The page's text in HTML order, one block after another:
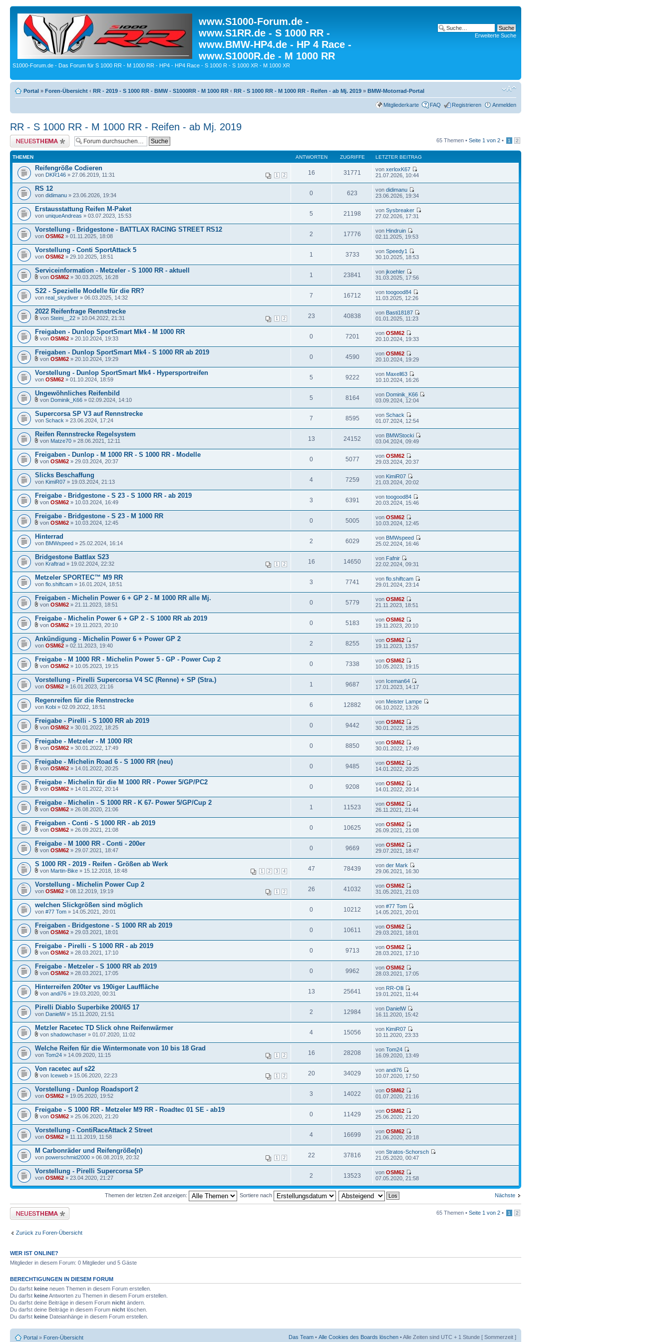
www.S1000-Forum.de -
www.S1RR.de - S 1000 RR -
www.BMW-HP4.de - HP 4 Race -
www.S1000R.de - M 1000 RR
S1000-Forum.de - Das Forum für S 1000 RR - M 1000 RR - HP4 - HP4 Race - S 1000 R - S 1000 XR - M 1000 XR
Erweiterte Suche
Portal » Foren-Übersicht ‹ RR - 2019 - S 1000 RR - BMW - S1000RR - M 1000 RR ‹ RR - S 1000 RR - M 1000 RR - Reifen - ab Mj. 2019 » BMW-Motorrad-Portal
Mitgliederkarte FAQ Registrieren Anmelden
RR - S 1000 RR - M 1000 RR - Reifen - ab Mj. 2019
Neues Thema erstellen 65 Themen • Seite 1 von 2 • 1 2
THEMEN ANTWORTEN ZUGRIFFE LETZTER BEITRAG
Reifengröße Codieren
1 2
von DKR146 » 27.06.2019, 11:31 16 31771 vonxerloxK67
21.07.2026, 10:44
RS 12
von didimanu » 23.06.2026, 19:34 0 623 vondidimanu
23.06.2026, 19:34
Erstausstattung Reifen M-Paket
von uniqueAndreas » 03.07.2023, 15:53 5 21198 vonSysbreaker
27.02.2026, 17:31
Vorstellung - Bridgestone - BATTLAX RACING STREET RS12
von OSM62 » 01.11.2025, 18:08 2 17776 von Hindruin
02.11.2025, 19:53
Vorstellung - Conti SportAttack 5
von OSM62 » 29.10.2025, 18:51 1 3733 vonSpeedy1
30.10.2025, 18:53
Serviceinformation - Metzeler - S 1000 RR - aktuell
von OSM62 » 30.03.2025, 16:28 1 23841 vonjkoehler
31.03.2025, 17:56
S22 - Spezielle Modelle für die RR?
von real_skydiver » 06.03.2025, 14:32 7 16712 vontoogood84
11.03.2025, 12:26
2022 Reifenfrage Rennstrecke
1 2
von Steini__22 » 10.04.2022, 21:31 23 40838 von Basti18187
01.01.2025, 11:23
Freigaben - Dunlop SportSmart Mk4 - M 1000 RR
von OSM62 » 20.10.2024, 19:33 0 7201 vonOSM62
20.10.2024, 19:33
Freigaben - Dunlop SportSmart Mk4 - S 1000 RR ab 2019
von OSM62 » 20.10.2024, 19:29 0 4590 vonOSM62
20.10.2024, 19:29
Vorstellung - Dunlop SportSmart Mk4 - Hypersportreifen
von OSM62 » 01.10.2024, 18:59 5 9222 von Maxell63
10.10.2024, 16:26
Ungewöhnliches Reifenbild
von Dominik_K66 » 02.09.2024, 14:10 5 8164 von Dominik_K66
03.09.2024, 12:04
Supercorsa SP V3 auf Rennstrecke
von Schack » 23.06.2024, 17:24 7 8595 vonSchack
01.07.2024, 12:54
Reifen Rennstrecke Regelsystem
von Matze70 » 28.06.2021, 12:11 13 24152 von BMWStocki
03.04.2024, 09:49
Freigaben - Dunlop - M 1000 RR - S 1000 RR - Modelle
von OSM62 » 29.03.2024, 20:37 0 5077 vonOSM62
29.03.2024, 20:37
Slicks Beschaffung
von KimiR07 » 19.03.2024, 21:13 4 7259 von KimiR07
21.03.2024, 20:02
Freigabe - Bridgestone - S 23 - S 1000 RR - ab 2019
von OSM62 » 10.03.2024, 16:49 3 6391 vontoogood84
20.03.2024, 15:46
Freigabe - Bridgestone - S 23 - M 1000 RR
von OSM62 » 10.03.2024, 12:45 0 5005 vonOSM62
10.03.2024, 12:45
Hinterrad
von BMWspeed » 25.02.2024, 16:14 2 6029 von BMWspeed
25.02.2024, 16:46
Bridgestone Battlax S23
1 2
von Kraftrad » 19.02.2024, 22:32 16 14650 von Fafnir
22.02.2024, 09:31
Metzeler SPORTEC™ M9 RR
von flo.shiftcam » 16.01.2024, 18:51 3 7741 vonflo.shiftcam
29.01.2024, 23:14
Freigaben - Michelin Power 6 + GP 2 - M 1000 RR alle Mj.
von OSM62 » 21.11.2023, 18:51 0 5779 vonOSM62
21.11.2023, 18:51
Freigabe - Michelin Power 6 + GP 2 - S 1000 RR ab 2019
von OSM62 » 19.11.2023, 20:10 0 5183 vonOSM62
19.11.2023, 20:10
Ankündigung - Michelin Power 6 + Power GP 2
von OSM62 » 02.11.2023, 19:40 2 8255 vonOSM62
19.11.2023, 13:57
Freigabe - M 1000 RR - Michelin Power 5 - GP - Power Cup 2
von OSM62 » 10.05.2023, 19:15 0 7338 vonOSM62
10.05.2023, 19:15
Vorstellung - Pirelli Supercorsa V4 SC (Renne) + SP (Stra.)
von OSM62 » 16.01.2023, 21:16 1 9687 von Iceman64
17.01.2023, 14:17
Regenreifen für die Rennstrecke
von Kobi » 02.09.2022, 18:51 6 12882 von Meister Lampe
06.10.2022, 13:26
Freigabe - Pirelli - S 1000 RR ab 2019
von OSM62 » 30.01.2022, 18:25 0 9442 vonOSM62
30.01.2022, 18:25
Freigabe - Metzeler - M 1000 RR
von OSM62 » 30.01.2022, 17:49 0 8850 vonOSM62
30.01.2022, 17:49
Freigabe - Michelin Road 6 - S 1000 RR (neu)
von OSM62 » 14.01.2022, 20:25 0 9485 vonOSM62
14.01.2022, 20:25
Freigabe - Michelin für die M 1000 RR - Power 5/GP/PC2
von OSM62 » 14.01.2022, 20:14 0 9208 vonOSM62
14.01.2022, 20:14
Freigabe - Michelin - S 1000 RR - K 67- Power 5/GP/Cup 2
von OSM62 » 26.08.2020, 21:06 1 11523 vonOSM62
26.11.2021, 21:44
Freigaben - Conti - S 1000 RR - ab 2019
von OSM62 » 26.09.2021, 21:08 0 10625 vonOSM62
26.09.2021, 21:08
Freigabe - M 1000 RR - Conti - 200er
von OSM62 » 29.07.2021, 18:47 0 9669 vonOSM62
29.07.2021, 18:47
S 1000 RR - 2019 - Reifen - Größen ab Werk
1 2 3 4
von Martin-Bike » 15.12.2018, 18:48 47 78439 vonder Mark
29.06.2021, 16:30
Vorstellung - Michelin Power Cup 2
1 2
von OSM62 » 08.12.2019, 19:19 26 41032 vonOSM62
31.05.2021, 21:03
welchen Slickgrößen sind möglich
von #77 Tom » 14.05.2021, 20:01 0 10212 von#77 Tom
14.05.2021, 20:01
Freigaben - Bridgestone - S 1000 RR ab 2019
von OSM62 » 29.03.2021, 18:01 0 10611 vonOSM62
29.03.2021, 18:01
Freigabe - Pirelli - S 1000 RR - ab 2019
von OSM62 » 28.03.2021, 17:10 0 9713 vonOSM62
28.03.2021, 17:10
Freigabe - Metzeler - S 1000 RR ab 2019
von OSM62 » 28.03.2021, 17:05 0 9962 vonOSM62
28.03.2021, 17:05
Hinterreifen 200ter vs 190iger Lauffläche
von andi76 » 19.03.2020, 00:31 13 25641 von RR-Olli
19.01.2021, 11:44
Pirelli Diablo Superbike 200/65 17
von DanielW» 15.11.2020, 21:51 2 12984 von DanielW
16.11.2020, 15:42
Metzler Racetec TD Slick ohne Reifenwärmer
von shadowchaser » 01.07.2020, 11:02 4 15056 von KimiR07
10.11.2020, 23:33
Welche Reifen für die Wintermonate von 10 bis 18 Grad
1 2
von Tom24 » 14.09.2020, 11:15 16 28208 vonTom24
16.09.2020, 13:49
Von racetec auf s22
1 2
von Iceweb » 15.06.2020, 22:23 20 34029 vonandi76
10.07.2020, 17:50
Vorstellung - Dunlop Roadsport 2
von OSM62 » 19.05.2020, 19:52 3 14022 vonOSM62
01.07.2020, 21:16
Freigabe - S 1000 RR - Metzeler M9 RR - Roadtec 01 SE - ab19
von OSM62 » 25.06.2020, 21:20 0 11429 vonOSM62
25.06.2020, 21:20
Vorstellung - ContiRaceAttack 2 Street
von OSM62 » 11.11.2019, 11:58 4 16699 vonOSM62
21.06.2020, 20:18
M Carbonräder und Reifengröße(n)
1 2
von powerschmid2000 » 06.08.2019, 20:32 22 37816 vonStratos-Schorsch
21.05.2020, 00:47
Vorstellung - Pirelli Supercorsa SP
von OSM62 » 23.04.2020, 21:27 2 13523 vonOSM62
07.05.2020, 21:58
Nächste
Themen der letzten Zeit anzeigen: Sortiere nach
Neues Thema erstellen 65 Themen • Seite 1 von 2 • 1 2
Zurück zu Foren-Übersicht
WER IST ONLINE?
Mitglieder in diesem Forum: 0 Mitglieder und 5 Gäste
BERECHTIGUNGEN IN DIESEM FORUM
Du darfst keine neuen Themen in diesem Forum erstellen.
Du darfst keineAntworten zu Themen in diesem Forum erstellen.
Du darfst deine Beiträge in diesem Forum nicht ändern.
Du darfst deine Beiträge in diesem Forum nicht löschen.
Du darfst keine Dateianhänge in diesem Forum erstellen.
Portal » Foren-Übersicht Das Team • Alle Cookies des Boards löschen • Alle Zeiten sind UTC + 1 Stunde [ Sommerzeit ]